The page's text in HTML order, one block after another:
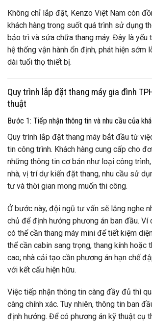
Không chỉ lắp đặt, Kenzo Việt Nam còn
khách hàng trong suốt quá trình sử dụng
bảo trì và sửa chữa thang máy. Đây là yếu
hệ thống vận hành ổn định, phát hiện sớm
dài tuổi thọ thiết bị.
Quy trình lắp đặt thang máy gia đình
thuật
Bước 1: Tiếp nhận thông tin và nhu cầu của
Quy trình lắp đặt thang máy bắt đầu từ
tin công trình. Khách hàng cung cấp cho
những thông tin cơ bản như loại công
nhà, vị trí dự kiến đặt thang, nhu cầu sử
tư và thời gian mong muốn thi công.
Ở bước này, đội ngũ tư vấn sẽ lắng nghe
chủ để định hướng phương án ban đầu. Ví
có thể cần thang máy mini để tiết kiệm
thể cần cabin sang trọng, thang kính hoặc
cao; nhà cải tạo cần phương án hạn chế
với kết cấu hiện hữu.
Việc tiếp nhận thông tin càng đầy đủ thì
càng chính xác. Tuy nhiên, thông tin ban
định hướng. Để có phương án kỹ thuật cụ